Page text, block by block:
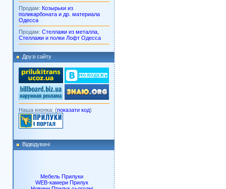
Продам: Козырьки из
поликарбоната и др. материала
Одесса
Продам: Стеллажи из металла,
Стеллажи и полки Лофт Одесса
Друзі сайту
Наша кнопка: (показати код)
Відвідувачі
Мебель Прилуки
WEB-камери Прилук